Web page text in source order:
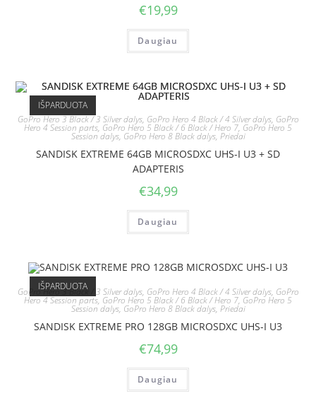
€19,99
Daugiau
IŠPARDUOTA
GoPro Hero 3 Black / 3 Silver dalys, GoPro Hero 4 Black / 4 Silver dalys, GoPro
Hero 4 Session parts, GoPro Hero 5 Black / 6 Black / Hero 7, GoPro Hero 5
Session dalys, GoPro Hero 8 Black dalys, Priedai
SANDISK EXTREME 64GB MICROSDXC UHS-I U3 + SD
ADAPTERIS
€34,99
Daugiau
IŠPARDUOTA
GoPro Hero 3 Black / 3 Silver dalys, GoPro Hero 4 Black / 4 Silver dalys, GoPro
Hero 4 Session parts, GoPro Hero 5 Black / 6 Black / Hero 7, GoPro Hero 5
Session dalys, GoPro Hero 8 Black dalys, Priedai
SANDISK EXTREME PRO 128GB MICROSDXC UHS-I U3
€74,99
Daugiau